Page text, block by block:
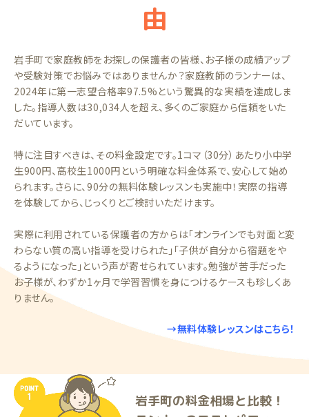
由
岩手町で家庭教師をお探しの保護者の皆様、お子様の成績アップ
や受験対策でお悩みではありませんか？家庭教師のランナーは、
2024年に第一志望合格率97.5%という驚異的な実績を達成しま
した。指導人数は30,034人を超え、多くのご家庭から信頼をいた
だいています。
特に注目すべきは、その料金設定です。1コマ（30分）あたり小中学
生900円、高校生1000円という明確な料金体系で、安心して始め
られます。さらに、90分の無料体験レッスンも実施中！実際の指導
を体験してから、じっくりとご検討いただけます。
実際に利用されている保護者の方からは「オンラインでも対面と変
わらない質の高い指導を受けられた」「子供が自分から宿題をや
るようになった」という声が寄せられています。勉強が苦手だった
お子様が、わずか1ヶ月で学習習慣を身につけるケースも珍しくあ
りません。
→無料体験レッスンはこちら！
岩手町の料金相場と比較！